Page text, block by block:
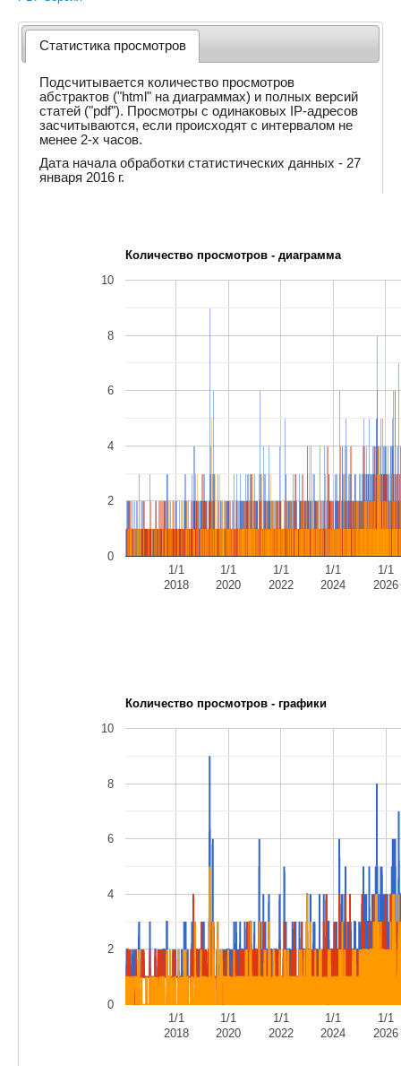
Статистика просмотров
Подсчитывается количество просмотров
абстрактов ("html" на диаграммах) и полных версий
статей ("pdf"). Просмотры с одинаковых IP-адресов
засчитываются, если происходят с интервалом не
менее 2-х часов.
Дата начала обработки статистических данных - 27
января 2016 г.
Количество просмотров - диаграмма
1/1
2018
1/1
2020
1/1
2022
1/1
2024
1/1
2026
0
2
4
6
8
10
Количество просмотров - графики
1/1
2018
1/1
2020
1/1
2022
1/1
2024
1/1
2026
0
2
4
6
8
10